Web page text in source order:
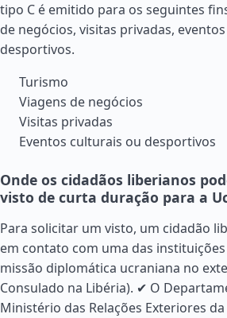
tipo C é emitido para os seguintes
de negócios, visitas privadas,
desportivos.
Turismo
Viagens de negócios
Visitas privadas
Eventos culturais ou desportivos
Onde os cidadãos liberianos
visto de curta duração para a
Para solicitar um visto, um cidadão
em contato com uma das
missão diplomática ucraniana no
Consulado na Libéria). ✔ O
Ministério das Relações Exteriores